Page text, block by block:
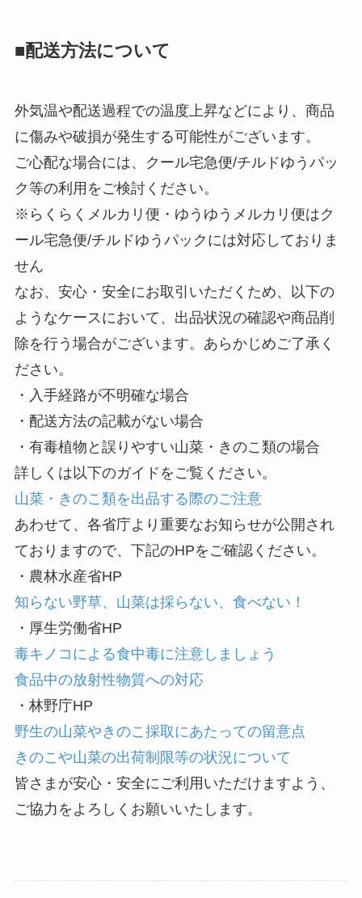
■配送方法について
外気温や配送過程での温度上昇などにより、商品
に傷みや破損が発生する可能性がございます。
ご心配な場合には、クール宅急便/チルドゆうパッ
ク等の利用をご検討ください。
※らくらくメルカリ便・ゆうゆうメルカリ便はク
ール宅急便/チルドゆうパックには対応しておりま
せん
なお、安心・安全にお取引いただくため、以下の
ようなケースにおいて、出品状況の確認や商品削
除を行う場合がございます。あらかじめご了承く
ださい。
・入手経路が不明確な場合
・配送方法の記載がない場合
・有毒植物と誤りやすい山菜・きのこ類の場合
詳しくは以下のガイドをご覧ください。
山菜・きのこ類を出品する際のご注意
あわせて、各省庁より重要なお知らせが公開され
ておりますので、下記のHPをご確認ください。
・農林水産省HP
知らない野草、山菜は採らない、食べない！
・厚生労働省HP
毒キノコによる食中毒に注意しましょう
食品中の放射性物質への対応
・林野庁HP
野生の山菜やきのこ採取にあたっての留意点
きのこや山菜の出荷制限等の状況について
皆さまが安心・安全にご利用いただけますよう、
ご協力をよろしくお願いいたします。